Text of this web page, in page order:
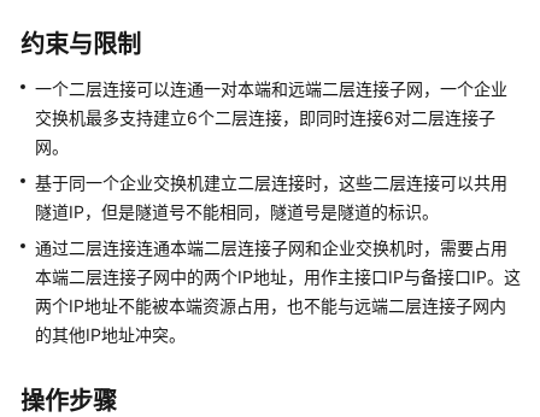
快
入
门
准
备
作
入
门
引
约束与限制
一个二层连接可以连通一对本端和远端二层连接子网，一个企业
交换机最多支持建立6个二层连接，即同时连接6对二层连接子
网。
基于同一个企业交换机建立二层连接时，这些二层连接可以共用
隧道IP，但是隧道号不能相同，隧道号是隧道的标识。
通过二层连接连通本端二层连接子网和企业交换机时，需要占用
本端二层连接子网中的两个IP地址，用作主接口IP与备接口IP。这
两个IP地址不能被本端资源占用，也不能与远端二层连接子网内
的其他IP地址冲突。
操作步骤